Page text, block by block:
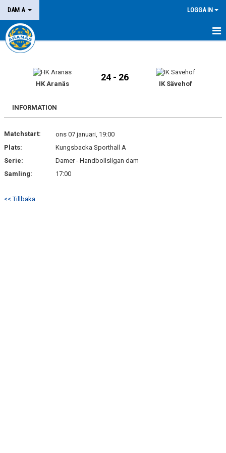
DAM A LOGGA IN
HEM
MATCHER
KONTAKT
HK Aranäs
24 - 26
IK Sävehof
INFORMATION
Matchstart:
ons 07 januari, 19:00
Plats:
Kungsbacka Sporthall A
Serie:
Damer - Handbollsligan dam
Samling:
17:00
<< Tillbaka